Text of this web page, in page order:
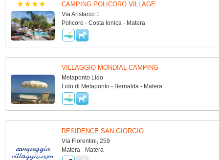
CAMPING POLICORO VILLAGE
Via Aristarco 1
Policoro - Costa Ionica - Matera
VILLAGGIO MONDIAL CAMPING
Metaponto Lido
Lido di Metaponto - Bernalda - Matera
RESIDENCE SAN GIORGIO
Via Fiorentini, 259
Matera - Matera